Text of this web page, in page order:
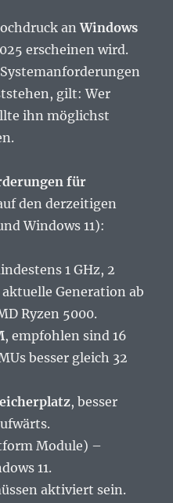
anWindows
erscheinen wird.
gilt: Wer
ihn möglichst
für
den derzeitigen
Windows 11):
1 GHz, 2
Generation ab
Ryzen 5000.
, empfohlen sind 16
besser gleich 32
, besser
Module) –
11.
aktiviert sein.